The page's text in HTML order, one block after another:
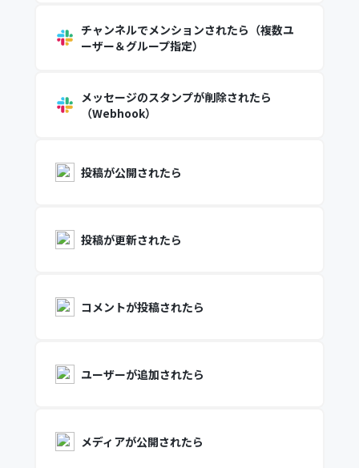
チャンネルでメンションされたら（複数ユ
ーザー＆グループ指定）
メッセージのスタンプが削除されたら
（Webhook）
投稿が公開されたら
投稿が更新されたら
コメントが投稿されたら
ユーザーが追加されたら
メディアが公開されたら